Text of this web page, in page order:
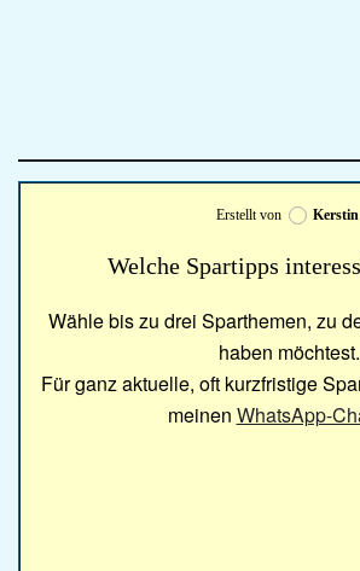
Erstellt von Kerstin
Welche Spartipps
Wähle bis zu drei Sparthemen, zu
haben möchtest.
Für ganz aktuelle, oft kurzfristige
meinen WhatsApp-